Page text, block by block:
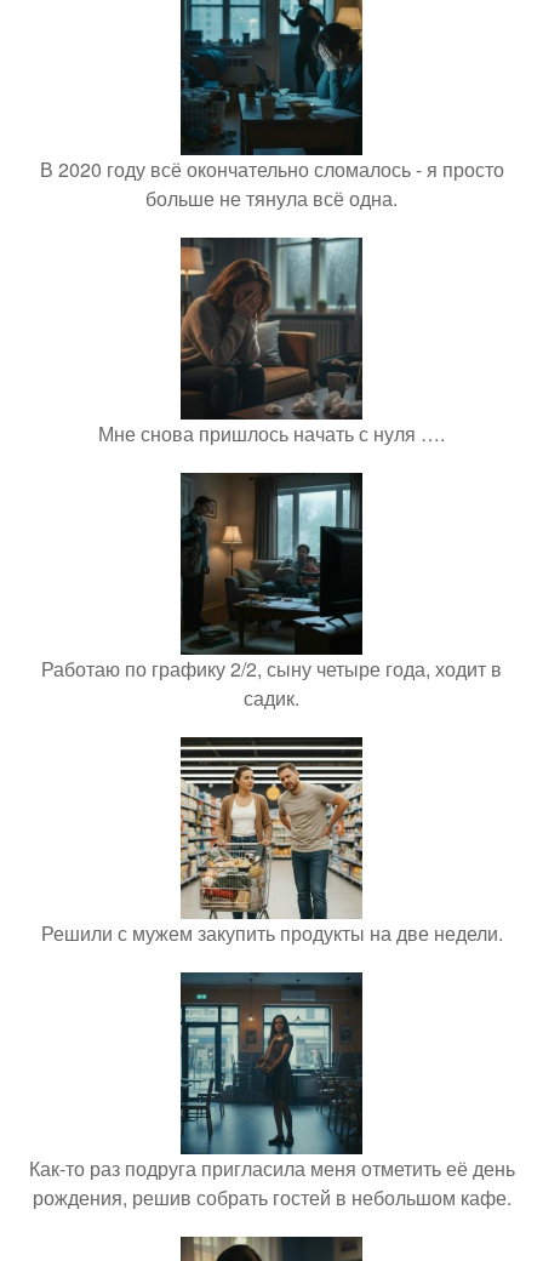
В 2020 году всё окончательно сломалось - я просто
больше не тянула всё одна.
Мне снова пришлось начать с нуля ….
Работаю по графику 2/2, сыну четыре года, ходит в
садик.
Решили с мужем закупить продукты на две недели.
Как-то раз подруга пригласила меня отметить её день
рождения, решив собрать гостей в небольшом кафе.